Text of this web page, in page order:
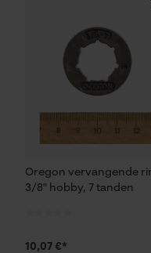
Oregon vervangende
3/8" hobby, 7 tanden
10,07 €*
Statistische
Fact-
Prestatie